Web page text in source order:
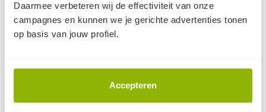
Daarmee verbeteren wij de effectiviteit van onze
campagnes en kunnen we je gerichte advertenties tonen
op basis van jouw profiel.
Accepteren
Sleephaak rijplaten - XL
ideaal voor het
Stalen koppelstuk t.b.v.
kunststof rijplaten